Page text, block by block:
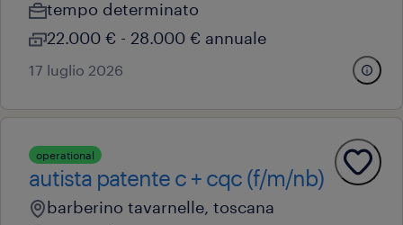
tempo determinato
22.000 € - 28.000 € annuale
17 luglio 2026
operational
autista patente c + cqc (f/m/nb)
barberino tavarnelle, toscana